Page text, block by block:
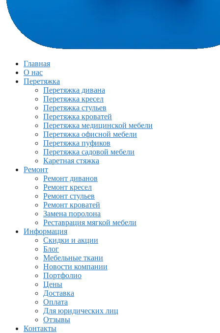
Главная
О нас
Перетяжка
Перетяжка дивана
Перетяжка кресел
Перетяжка стульев
Перетяжка кроватей
Перетяжка медицинской мебели
Перетяжка офисной мебели
Перетяжка пуфиков
Перетяжка садовой мебели
Каретная стяжка
Ремонт
Ремонт диванов
Ремонт кресел
Ремонт стульев
Ремонт кроватей
Замена поролона
Реставрация мягкой мебели
Информация
Скидки и акции
Блог
Мебельные ткани
Новости компании
Портфолио
Цены
Доставка
Оплата
Для юридических лиц
Отзывы
Контакты